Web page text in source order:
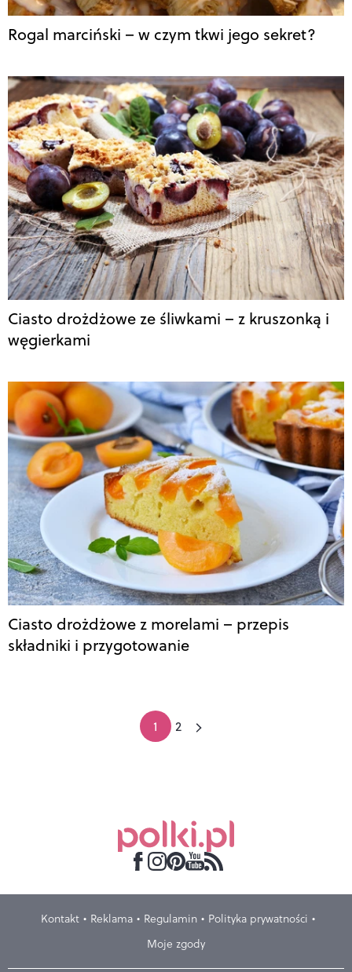
Rogal marciński – w czym tkwi jego sekret?
Ciasto drożdżowe ze śliwkami – z kruszonką i
węgierkami
Ciasto drożdżowe z morelami – przepis
składniki i przygotowanie
1 2
Kontakt Reklama Regulamin
Polityka prywatności
Moje zgody